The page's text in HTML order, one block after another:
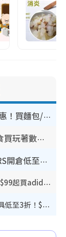
長者優惠｜OK便利店推樂悠咭優惠！買麵包/牛奶/保健品拍卡即減
【8月生日優惠2026】全港85大食買玩著數攻略 自助餐/火鍋放題同行免費＋誠品/DONKI送現金券
開倉優惠｜銅鑼灣MICHAEL KORS開倉低至17折！直擊$500起買手袋/銀包/鞋款 必買經典Jet Set系列
開倉優惠｜馬拉松開倉低至3折！直擊$99起買adidas／New Balance／Puma鞋款 STANLEY保溫杯劈價至$119起
廚具優惠｜普樂氏/意美廚/Buffalo廚具低至3折！$89起買煎鍋／炒鑊／個人鍋 同場小家電激減至$99起